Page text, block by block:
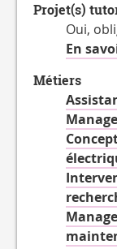
Projet(s)
Oui,
En
Métiers